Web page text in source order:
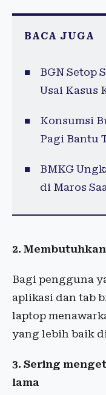
BACA JUGA
BGN Setop
Usai Kasus
Konsumsi
Pagi Bantu
BMKG
di Maros
2.
Bagi pengguna
aplikasi dan tab
laptop
yang lebih baik
3. Sering
lama